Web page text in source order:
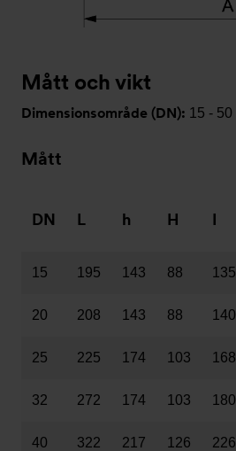
Mått och vikt
Dimensionsområde (DN): 15 - 50
Mått
DN L h H I
15 195 143 88 135
20 208 143 88 140
25 225 174 103 168
32 272 174 103 180
40 322 217 126 226